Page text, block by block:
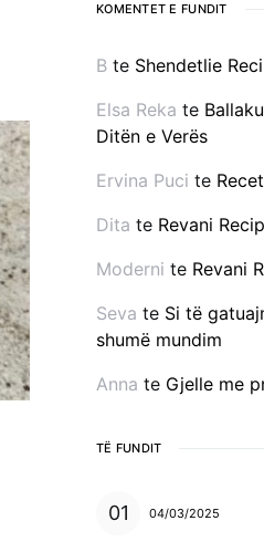
KOMENTET E FUNDIT
B te Shendetlie
Elsa Reka te
Ditën e Verës
Ervina Puci te
Dita te Revani
Moderni te Revani
Seva te Si të
shumë mundim
Anna te Gjelle me
TË FUNDIT
04/03/2025